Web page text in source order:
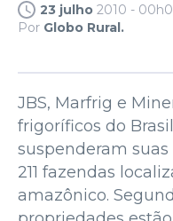
23 julho 2010 -
Por Globo Rural.
JBS, Marfrig e
frigoríficos do
suspenderam
211 fazendas
amazônico.